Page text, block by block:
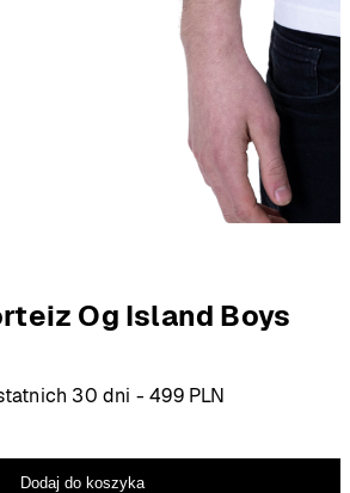
Og Island Boys
30 dni -499 PLN
Dodaj do koszyka